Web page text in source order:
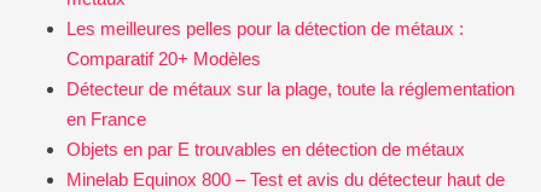
Les meilleures pelles pour la détection de métaux :
Comparatif 20+ Modèles
Détecteur de métaux sur la plage, toute la réglementation
en France
Objets en par E trouvables en détection de métaux
Minelab Equinox 800 – Test et avis du détecteur haut de